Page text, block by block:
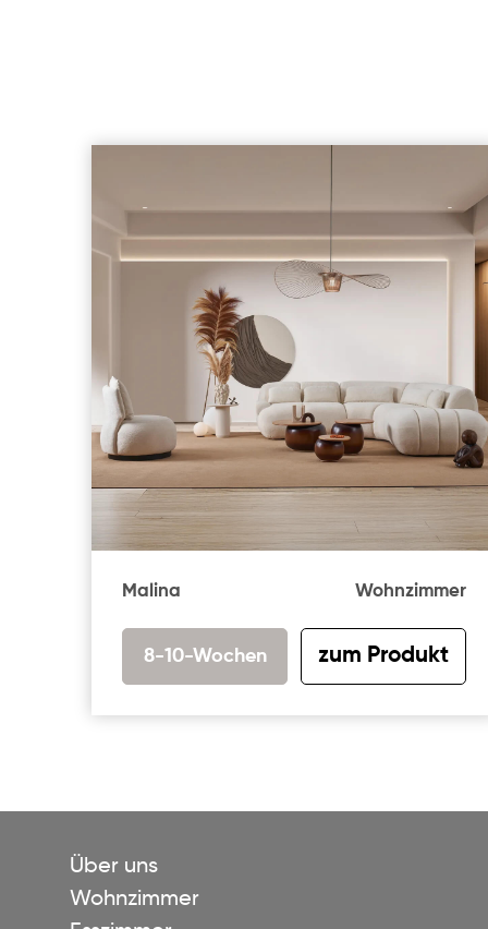
Malina Wohnzimmer
8-10-Wochen zum Produkt
Über uns
Wohnzimmer